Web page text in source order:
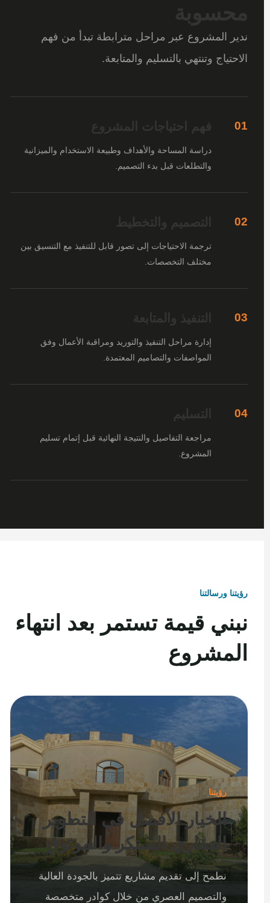
محسوبة
ندير المشروع عبر مراحل مترابطة تبدأ من فهم
الاحتياج وتنتهي بالتسليم والمتابعة.
01 فهم احتياجات المشروع
دراسة المساحة والأهداف وطبيعة الاستخدام والميزانية
والتطلعات قبل بدء التصميم.
02 التصميم والتخطيط
ترجمة الاحتياجات إلى تصور قابل للتنفيذ مع التنسيق بين
مختلف التخصصات.
03 التنفيذ والمتابعة
إدارة مراحل التنفيذ والتوريد ومراقبة الأعمال وفق
المواصفات والتصاميم المعتمدة.
04 التسليم
مراجعة التفاصيل والنتيجة النهائية قبل إتمام تسليم
المشروع.
رؤيتنا ورسالتنا
نبني قيمة تستمر بعد انتهاء
المشروع
رؤيتنا
الخيار الأفضل في التطوير
العقاري المبتكر والموثوق
نطمح إلى تقديم مشاريع تتميز بالجودة العالية
والتصميم العصري من خلال كوادر متخصصة